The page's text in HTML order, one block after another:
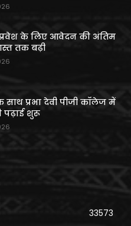
के लिए आवेदन की अंतिम
तक बढ़ी
साथ प्रभा देवी पीजी कॉलेज में
पढ़ाई शुरू
33573